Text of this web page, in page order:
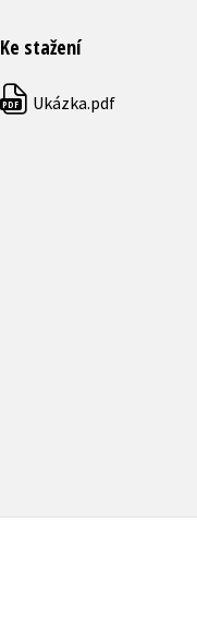
Ke stažení
PDF Ukázka.pdf